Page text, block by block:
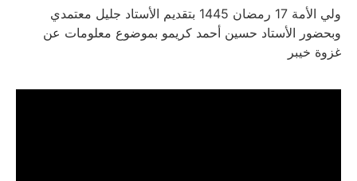
ولي الأمة 17 رمضان 1445 بتقديم الأستاد جليل معتمدي
وبحضور الأستاد حسين أحمد كريمو بموضوع معلومات عن
غزوة خیبر